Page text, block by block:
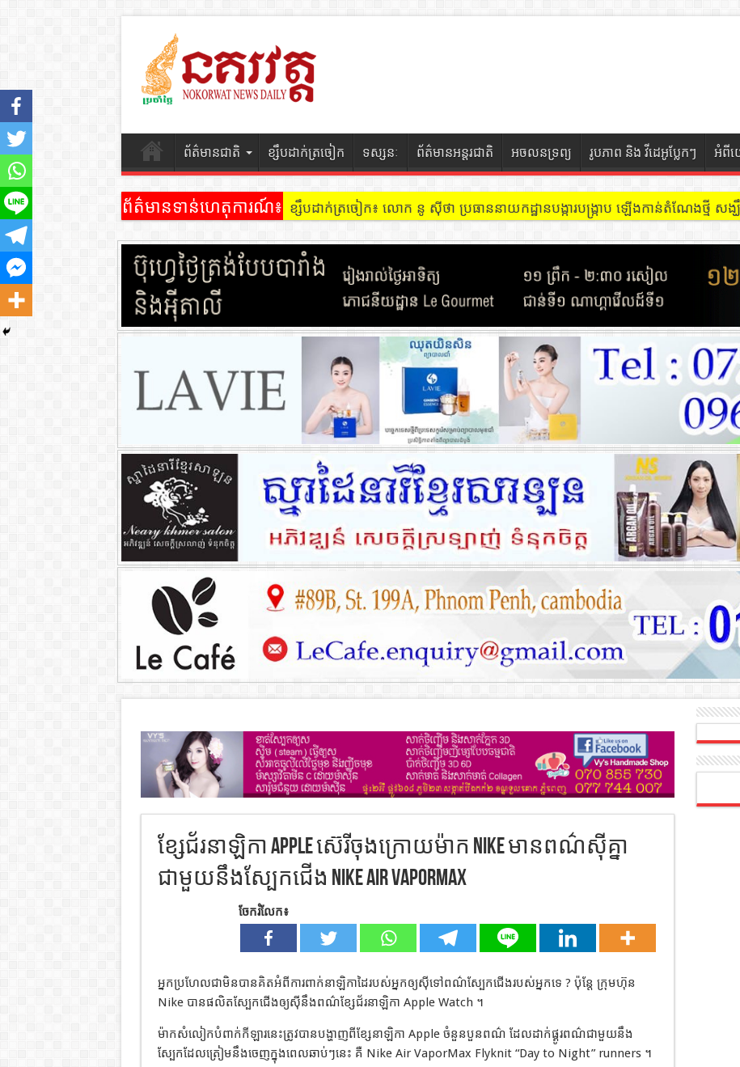
ព័ត៌មានជាតិ ខ្សឹបដាក់ត្រចៀក ទស្សនៈ ព័ត៌មានអន្តរជាតិ អចលនទ្រព្យ រូបភាព និង វីដេអូប្លែកៗ អំពី
ព័ត៌មានទាន់ហេតុការណ៍៖ ខ្សឹបដាក់ត្រចៀក ៖ អគារ Sky 31 នៅខណ្ឌទួលគោក មានអ្នកជួលបន្ទប់បើកល្បែងសុីសង
ខ្សែជ័រនាឡិកា Apple ស៊េរីចុងក្រោយម៉ាក Nike មានពណ៌សុីគ្នា
ជាមួយនឹងស្បែកជើង Nike Air VaporMax
ចែករំលែក៖
អ្នកប្រហែលជាមិនបានគិតអំពីការពាក់នាឡិកាដៃរបស់អ្នកឲ្យសុីទៅពណ៌ស្បែកជើងរបស់អ្នកទេ ? ប៉ុន្តែ ក្រុមហ៊ុន
Nike បានផលិតស្បែកជើងឲ្យសុីនឹងពណ៌ខ្សែជ័រនាឡិកា Apple Watch ។
ម៉ាកសំលៀកបំពាក់កីឡារនេះត្រូវបានបង្ហាញពីខ្សែនាឡិកា Apple ចំនួនបួនពណ៌ ដែលដាក់ផ្គូរពណ៌ជាមួយនឹង
ស្បែកដែលត្រៀមនឹងចេញក្នុងពេលឆាប់ៗនេះ គឺ Nike Air VaporMax Flyknit “Day to Night” runners ។